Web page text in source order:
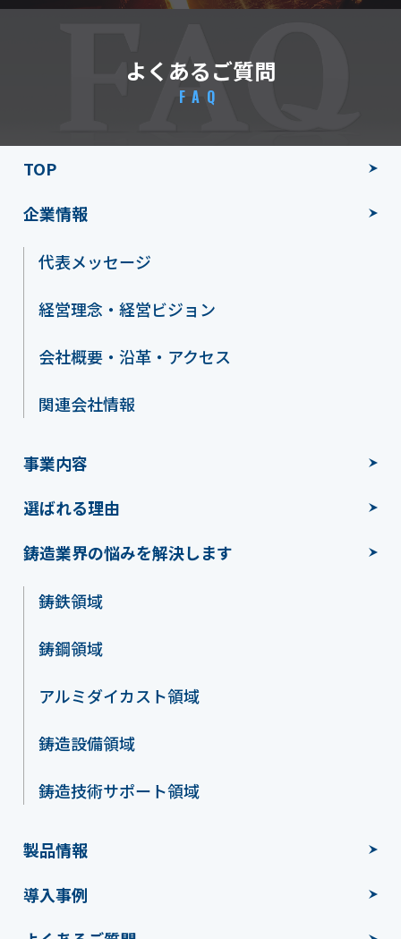
よくあるご質問
FAQ
TOP
企業情報
代表メッセージ
経営理念・経営ビジョン
会社概要・沿革・アクセス
関連会社情報
事業内容
選ばれる理由
鋳造業界の悩みを解決します
鋳鉄領域
鋳鋼領域
アルミダイカスト領域
鋳造設備領域
鋳造技術サポート領域
製品情報
導入事例